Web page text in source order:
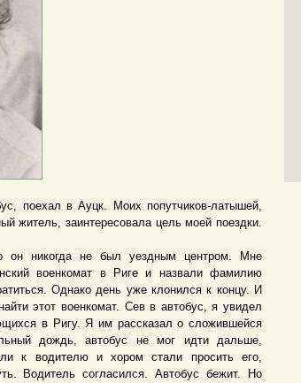
в Ауцк. Моих попутчиков-латышей,
житель, заинтересовала цель моей поездки.
не был уездным центром. Мне
военкомат в Риге и назвали фамилию
Однако день уже клонился к концу. И
этот военкомат. Сев в автобус, я увидел
в Ригу. Я им рассказал о сложившейся
дождь, автобус не мог идти дальше,
к водителю и хором стали просить его,
Водитель согласился. Автобус бежит. Но